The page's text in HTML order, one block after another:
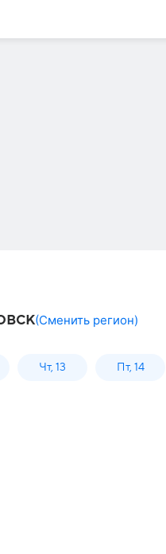
(Сменить регион)
Чт, 13 Пт, 14